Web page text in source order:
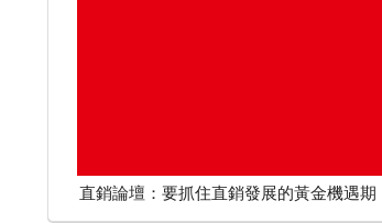
直銷論壇：要抓住直銷發展的黃金機遇期